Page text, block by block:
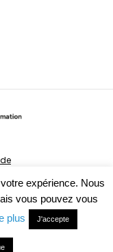
expérience. Nous
vous pouvez vous
plus J'accepte